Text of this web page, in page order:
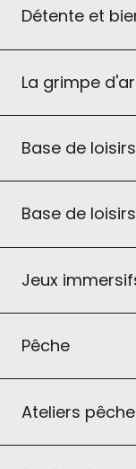
Détente et
La grimpe
Base de
Base de
Jeux
Pêche
Ateliers
Le Vigan